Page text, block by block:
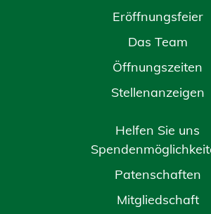
Eröffnungsfeier
Das Team
Öffnungszeiten
Stellenanzeigen
Helfen Sie uns
Patenschaften
Mitgliedschaft